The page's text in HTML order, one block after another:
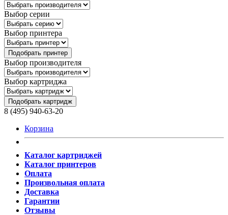
Выбор серии
Выбор принтера
Подобрать принтер
Выбор производителя
Выбор картриджа
Подобрать картридж
8 (495) 940-63-20
Корзина
Каталог картриджей
Каталог принтеров
Оплата
Произвольная оплата
Доставка
Гарантии
Отзывы